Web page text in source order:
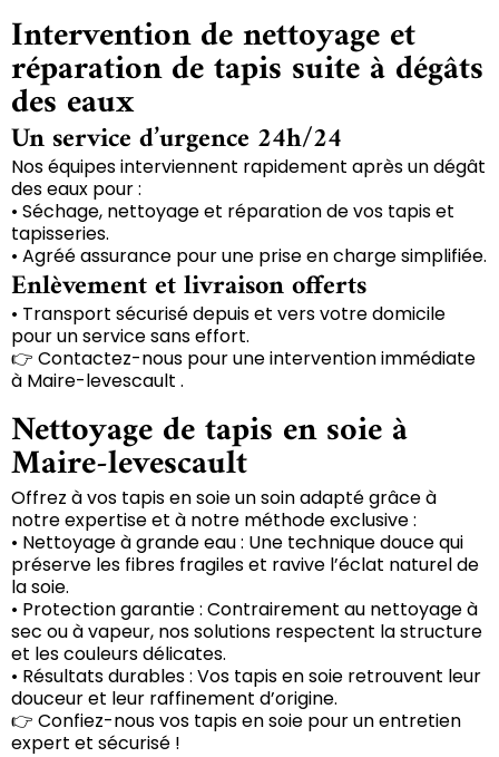
Intervention de nettoyage et
réparation de tapis suite à dégâts
des eaux
Un service d’urgence 24h/24
Nos équipes interviennent rapidement après un dégât
des eaux pour :
• Séchage, nettoyage et réparation de vos tapis et
tapisseries.
• Agréé assurance pour une prise en charge simplifiée.
Enlèvement et livraison offerts
• Transport sécurisé depuis et vers votre domicile
pour un service sans effort.
👉 Contactez-nous pour une intervention immédiate
à Maire-levescault .
Nettoyage de tapis en soie à
Maire-levescault
Offrez à vos tapis en soie un soin adapté grâce à
notre expertise et à notre méthode exclusive :
• Nettoyage à grande eau : Une technique douce qui
préserve les fibres fragiles et ravive l’éclat naturel de
la soie.
• Protection garantie : Contrairement au nettoyage à
sec ou à vapeur, nos solutions respectent la structure
et les couleurs délicates.
• Résultats durables : Vos tapis en soie retrouvent leur
douceur et leur raffinement d’origine.
👉 Confiez-nous vos tapis en soie pour un entretien
expert et sécurisé !